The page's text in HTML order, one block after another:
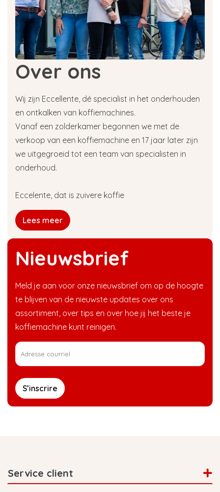
Nieuwsbrief
Meld je aan voor onze nieuwsbrief om op de hoogte
te blijven van de nieuwste updates over ons
assortiment, over tips en over hoe jij het beste je
koffiemachine kunt reinigen.
S’inscrire
Over ons
Wij zijn Eccellente, dé specialist in het onderhouden
en ontkalken van koffiemachines.
Vanaf een zolderkamer begonnen we met de
verkoop van een koffiemachine en 17 jaar later zijn
we uitgegroeid tot een team van specialisten in
onderhoud.
Eccelente, dat is zuivere koffie
Lees meer
Service client